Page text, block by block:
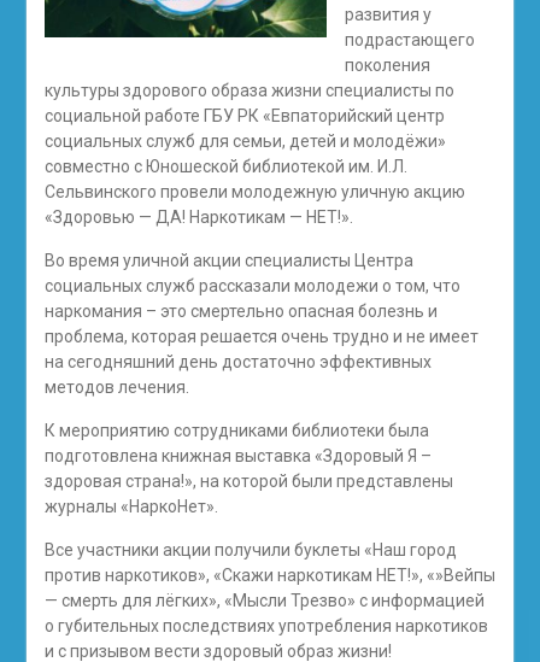
развития у
подрастающего
поколения
культуры здорового образа жизни специалисты по
социальной работе ГБУ РК «Евпаторийский центр
социальных служб для семьи, детей и молодёжи»
совместно с Юношеской библиотекой им. И.Л.
Сельвинского провели молодежную уличную акцию
«Здоровью — ДА! Наркотикам — НЕТ!».
Во время уличной акции специалисты Центра
социальных служб рассказали молодежи о том, что
наркомания – это смертельно опасная болезнь и
проблема, которая решается очень трудно и не имеет
на сегодняшний день достаточно эффективных
методов лечения.
К мероприятию сотрудниками библиотеки была
подготовлена книжная выставка «Здоровый Я –
здоровая страна!», на которой были представлены
журналы «НаркоНет».
Все участники акции получили буклеты «Наш город
против наркотиков», «Скажи наркотикам НЕТ!», «»Вейпы
— смерть для лёгких», «Мысли Трезво» с информацией
о губительных последствиях употребления наркотиков
и с призывом вести здоровый образ жизни!